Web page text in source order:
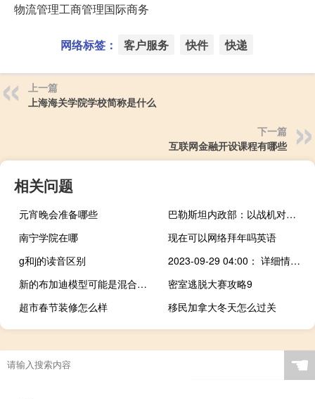
物流管理工商管理国际商务
网络标签： 客户服务 快件 快递
上一篇
上海海关学院学校简称是什么
下一篇
互联网金融开设课程有哪些
相关问题
元宵晚会准备哪些
巴勒斯坦内政部：以战机对加沙地带北部地区警察局发动空袭
南宁学院在哪
现在可以网络拜年吗英语
g和j的读音区别
2023-09-29 04:00： 详细情况请关注"河北高速公路"微信公众平台、河北省高速公路出行信息服务网aOEc47 ​​​
新的布加迪模型可能是混合动力
密室逃脱大赛攻略9
超市春节装修怎么样
移民加拿大冬天怎么过关
☚